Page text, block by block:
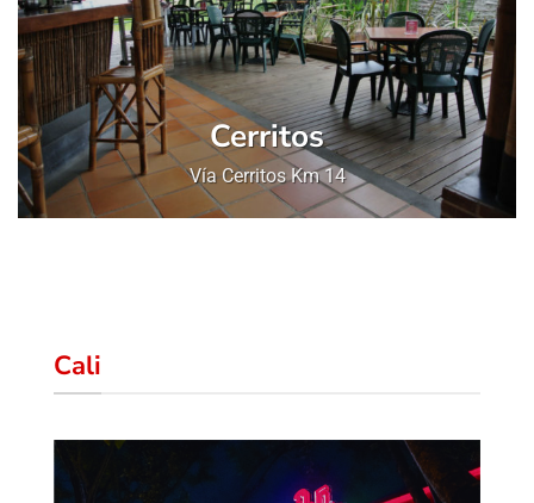
Cerritos
Vía Cerritos Km 14
Cali